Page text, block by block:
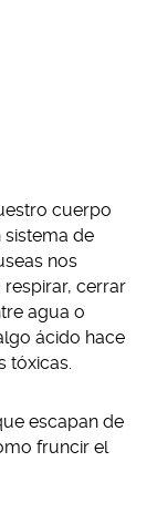
cuerpo
de
nos
cerrar
agua o
ácido hace
tóxicas.
escapan de
fruncir el